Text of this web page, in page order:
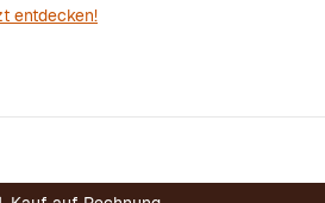
entdecken!